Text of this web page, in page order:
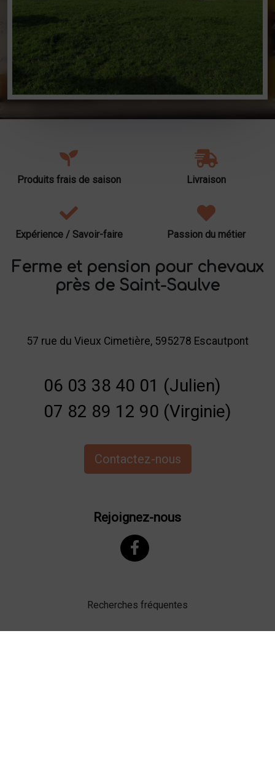
Produits frais de saison Livraison
Expérience / Savoir-faire Passion du métier
Ferme et pension pour chevaux
près de Saint-Saulve
57 rue du Vieux Cimetière, 595278 Escautpont
06 03 38 40 01 (Julien)
07 82 89 12 90 (Virginie)
Contactez-nous
Rejoignez-nous
Recherches fréquentes